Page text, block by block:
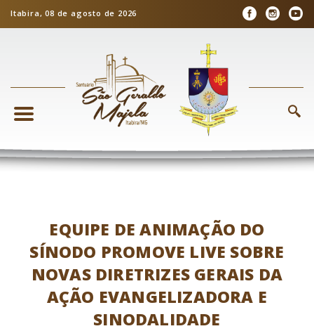
Itabira, 08 de agosto de 2026
EQUIPE DE ANIMAÇÃO DO
SÍNODO PROMOVE LIVE SOBRE
NOVAS DIRETRIZES GERAIS DA
AÇÃO EVANGELIZADORA E
SINODALIDADE